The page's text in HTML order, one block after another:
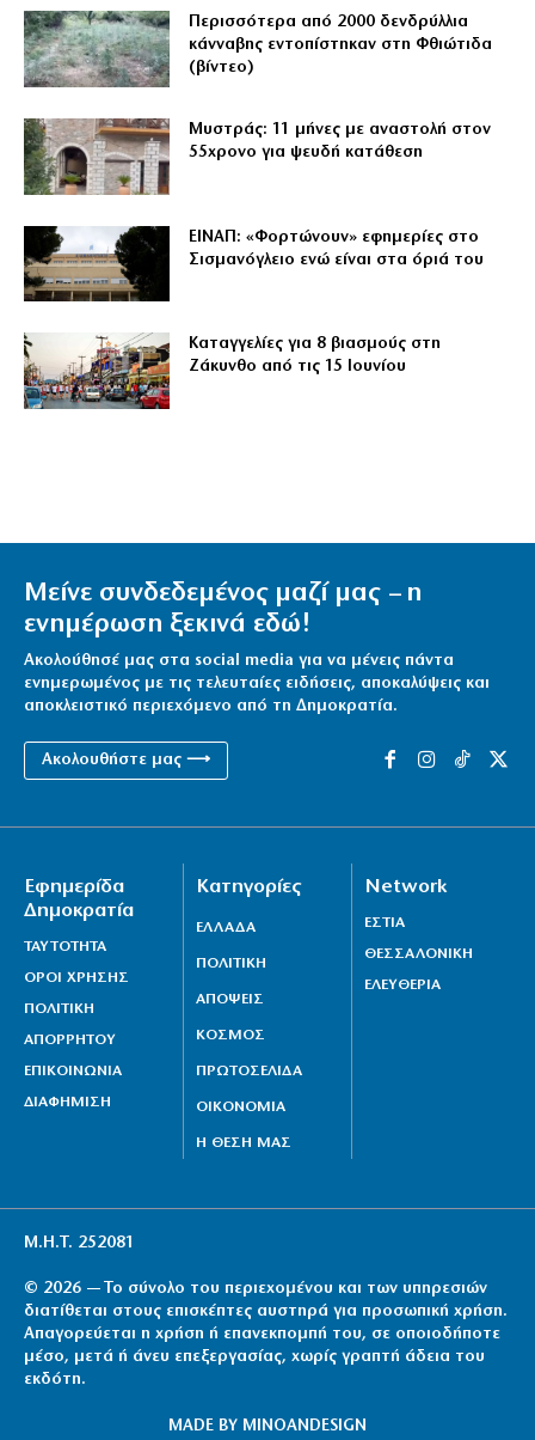
Περισσότερα από 2000 δενδρύλλια
κάνναβης εντοπίστηκαν στη Φθιώτιδα
(βίντεο)
Μυστράς: 11 μήνες με αναστολή στον
55χρονο για ψευδή κατάθεση
ΕΙΝΑΠ: «Φορτώνουν» εφημερίες στο
Σισμανόγλειο ενώ είναι στα όριά του
Καταγγελίες για 8 βιασμούς στη
Ζάκυνθο από τις 15 Ιουνίου
Μείνε συνδεδεμένος μαζί μας – η
ενημέρωση ξεκινά εδώ!
Ακολούθησέ μας στα social media για να μένεις πάντα
ενημερωμένος με τις τελευταίες ειδήσεις, αποκαλύψεις και
αποκλειστικό περιεχόμενο από τη Δημοκρατία.
Ακολουθήστε μας ⟶
Εφημερίδα
Δημοκρατία
ΤΑΥΤΟΤΗΤΑ
ΟΡΟΙ ΧΡΗΣΗΣ
ΠΟΛΙΤΙΚΗ
ΑΠΟΡΡΗΤΟΥ
ΕΠΙΚΟΙΝΩΝΙΑ
ΔΙΑΦΗΜΙΣΗ
Κατηγορίες
ΕΛΛΑΔΑ
ΠΟΛΙΤΙΚΗ
ΑΠΟΨΕΙΣ
ΚΟΣΜΟΣ
ΠΡΩΤΟΣΕΛΙΔΑ
ΟΙΚΟΝΟΜΙΑ
Η ΘΕΣΗ ΜΑΣ
Network
ΕΣΤΙΑ
ΘΕΣΣΑΛΟΝΙΚΗ
ΕΛΕΥΘΕΡΙΑ
Μ.Η.Τ. 252081
© 2026 — Το σύνολο του περιεχομένου και των υπηρεσιών
διατίθεται στους επισκέπτες αυστηρά για προσωπική χρήση.
Απαγορεύεται η χρήση ή επανεκπομπή του, σε οποιοδήποτε
μέσο, μετά ή άνευ επεξεργασίας, χωρίς γραπτή άδεια του
εκδότη.
MADE BY MINOANDESIGN